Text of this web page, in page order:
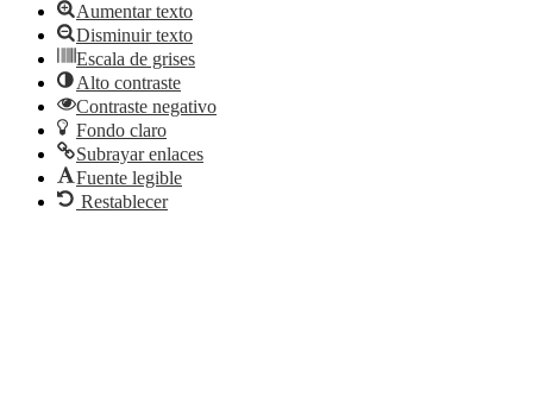
Aumentar texto
Disminuir texto
Escala de grises
Alto contraste
Contraste negativo
Fondo claro
Subrayar enlaces
Fuente legible
Restablecer